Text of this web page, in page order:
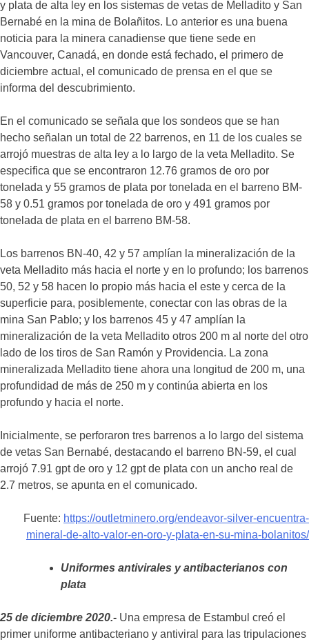
y plata de alta ley en los sistemas de vetas de Melladito y San
Bernabé en la mina de Bolañitos. Lo anterior es una buena
noticia para la minera canadiense que tiene sede en
Vancouver, Canadá, en donde está fechado, el primero de
diciembre actual, el comunicado de prensa en el que se
informa del descubrimiento.
En el comunicado se señala que los sondeos que se han
hecho señalan un total de 22 barrenos, en 11 de los cuales se
arrojó muestras de alta ley a lo largo de la veta Melladito. Se
especifica que se encontraron 12.76 gramos de oro por
tonelada y 55 gramos de plata por tonelada en el barreno BM-
58 y 0.51 gramos por tonelada de oro y 491 gramos por
tonelada de plata en el barreno BM-58.
Los barrenos BN-40, 42 y 57 amplían la mineralización de la
veta Melladito más hacia el norte y en lo profundo; los barrenos
50, 52 y 58 hacen lo propio más hacia el este y cerca de la
superficie para, posiblemente, conectar con las obras de la
mina San Pablo; y los barrenos 45 y 47 amplían la
mineralización de la veta Melladito otros 200 m al norte del otro
lado de los tiros de San Ramón y Providencia. La zona
mineralizada Melladito tiene ahora una longitud de 200 m, una
profundidad de más de 250 m y continúa abierta en los
profundo y hacia el norte.
Inicialmente, se perforaron tres barrenos a lo largo del sistema
de vetas San Bernabé, destacando el barreno BN-59, el cual
arrojó 7.91 gpt de oro y 12 gpt de plata con un ancho real de
2.7 metros, se apunta en el comunicado.
Fuente: https://outletminero.org/endeavor-silver-encuentra-
mineral-de-alto-valor-en-oro-y-plata-en-su-mina-bolanitos/
Uniformes antivirales y antibacterianos con
plata
25 de diciembre 2020.- Una empresa de Estambul creó el
primer uniforme antibacteriano y antiviral para las tripulaciones